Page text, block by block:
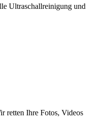
Ultraschallreinigung und
retten Ihre Fotos, Videos